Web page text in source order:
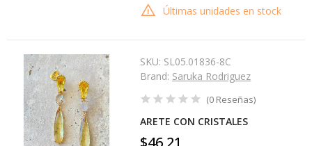
Últimas unidades en stock
SKU: SL05.01836-8C
Brand: Saruka Rodriguez
(0 Reseñas)
ARETE CON CRISTALES
$46,21